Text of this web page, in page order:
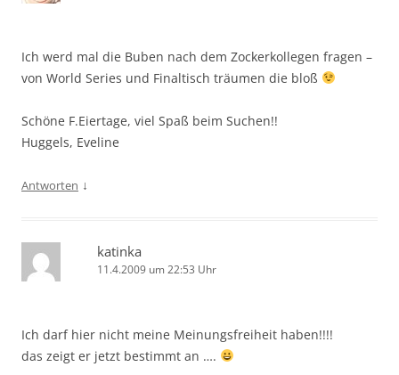
Ich werd mal die Buben nach dem Zockerkollegen fragen –
von World Series und Finaltisch träumen die bloß
Schöne F.Eiertage, viel Spaß beim Suchen!!
Huggels, Eveline
Antworten ↓
katinka
11.4.2009 um 22:53 Uhr
Ich darf hier nicht meine Meinungsfreiheit haben!!!!
das zeigt er jetzt bestimmt an ….